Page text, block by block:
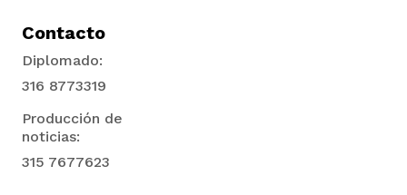
Contacto
Diplomado:
316 8773319
Producción de
noticias:
315 7677623